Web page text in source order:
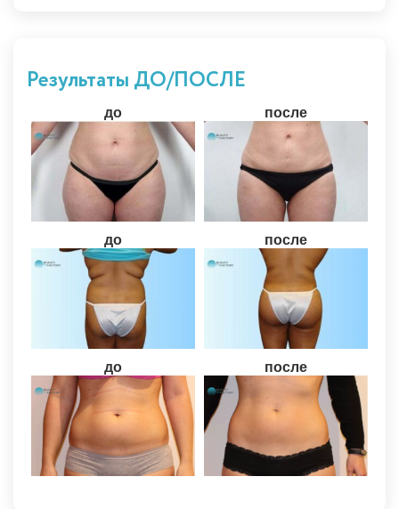
Результаты ДО/ПОСЛЕ
до
до
до
после
после
после